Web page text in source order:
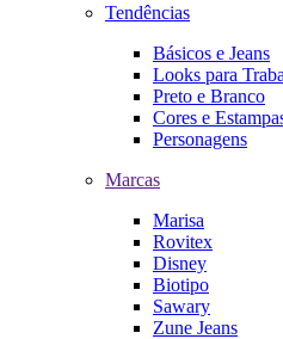
Tendências
Básicos e Jeans
Looks para
Preto e Branco
Cores e
Personagens
Marcas
Marisa
Rovitex
Disney
Biotipo
Sawary
Zune Jeans